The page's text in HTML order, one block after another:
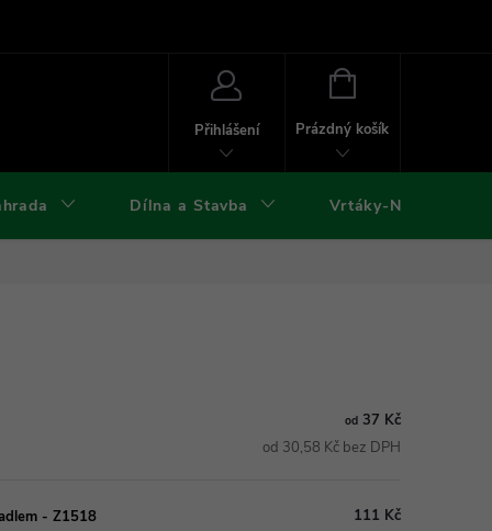
Přihlášení
NÁKUPNÍ
Prázdný košík
Dílna a Stavba Vrtáky-Nástroje
od 37 Kč
od 30,58 Kč bez DPH
- Z1518
111 Kč